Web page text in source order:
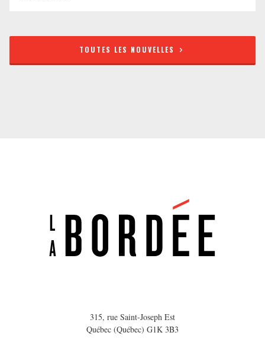
TOUTES LES NOUVELLES
315, rue Saint-Joseph Est
Québec (Québec) G1K 3B3